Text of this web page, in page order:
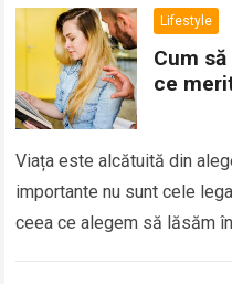
Lifestyle
Cum
ce
Viața este alcătuită din
importante nu sunt cele
ceea ce alegem să lăsăm